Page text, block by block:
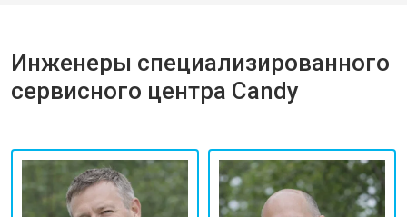
Инженеры специализированного
сервисного центра Candy